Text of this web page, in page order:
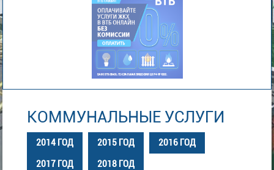
КОММУНАЛЬНЫЕ УСЛУГИ
2014 ГОД 2015 ГОД
2016 ГОД
2017 ГОД
2018 ГОД